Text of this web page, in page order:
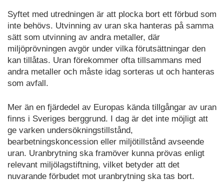
Syftet med utredningen är att plocka bort ett förbud som
inte behövs. Utvinning av uran ska hanteras på samma
sätt som utvinning av andra metaller, där
miljöprövningen avgör under vilka förutsättningar den
kan tillåtas. Uran förekommer ofta tillsammans med
andra metaller och måste idag sorteras ut och hanteras
som avfall.
Mer än en fjärdedel av Europas kända tillgångar av uran
finns i Sveriges berggrund. I dag är det inte möjligt att
ge varken undersökningstillstånd,
bearbetningskoncession eller miljötillstånd avseende
uran. Uranbrytning ska framöver kunna prövas enligt
relevant miljölagstiftning, vilket betyder att det
nuvarande förbudet mot uranbrytning ska tas bort.